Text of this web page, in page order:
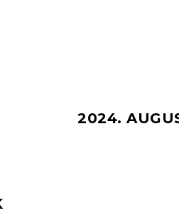
2024.